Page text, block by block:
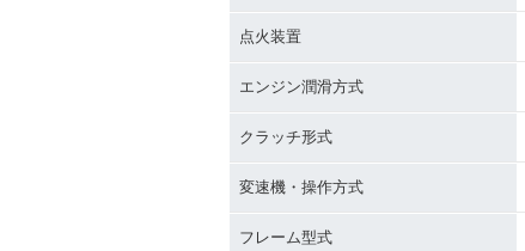
点火装置
エンジン潤滑方式
クラッチ形式
変速機・操作方式
フレーム型式